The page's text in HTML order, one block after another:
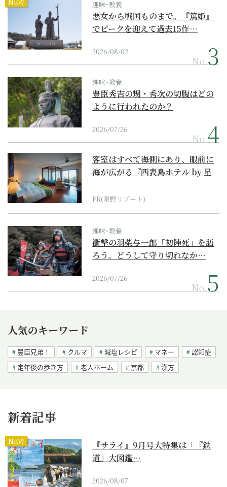
NEW 趣味･教養
悪女から戦国ものまで。『篤姫』
でピークを迎えて過去15作…
2026/08/02
No.
趣味･教養
豊臣秀吉の甥・秀次の切腹はどの
ように行われたのか？
2026/07/26
No.
客室はすべて海側にあり、眼前に
海が広がる『西表島ホテル by 星
PR(星野リゾート)
趣味･教養
衝撃の羽柴与一郎「初陣死」を語
ろう。どうして守り切れなか…
2026/07/26
No.
人気のキーワード
豊臣兄弟！ クルマ 減塩レシピ マネー
認知症
定年後の歩き方
老人ホーム 京都 漢方
新着記事
NEW
『サライ』9月号大特集は「『鉄
道』大図鑑…
2026/08/07